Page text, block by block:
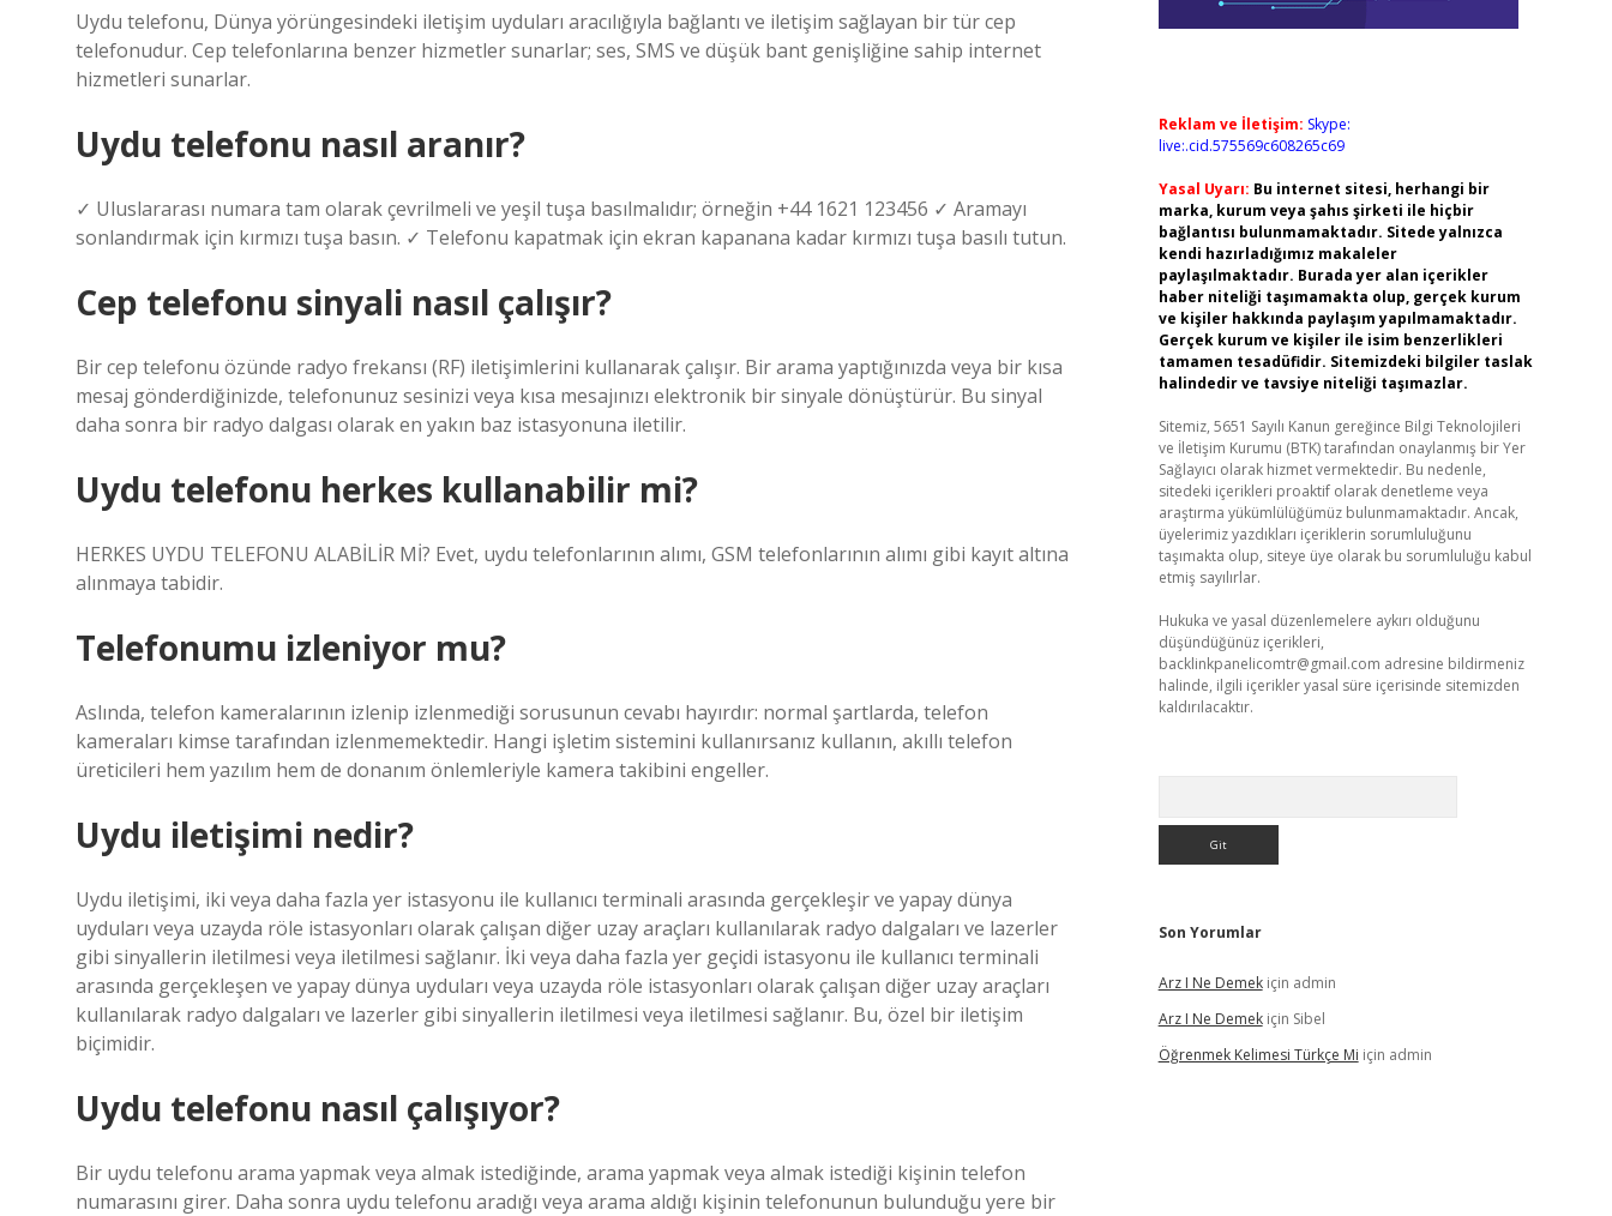
Uydu telefonu, Dünya yörüngesindeki iletişim uyduları aracılığıyla bağlantı ve iletişim sağlayan bir tür cep
telefonudur. Cep telefonlarına benzer hizmetler sunarlar; ses, SMS ve düşük bant genişliğine sahip internet
hizmetleri sunarlar.
Uydu telefonu nasıl aranır?
✓ Uluslararası numara tam olarak çevrilmeli ve yeşil tuşa basılmalıdır; örneğin +44 1621 123456 ✓ Aramayı
sonlandırmak için kırmızı tuşa basın. ✓ Telefonu kapatmak için ekran kapanana kadar kırmızı tuşa basılı tutun.
Cep telefonu sinyali nasıl çalışır?
Bir cep telefonu özünde radyo frekansı (RF) iletişimlerini kullanarak çalışır. Bir arama yaptığınızda veya bir kısa
mesaj gönderdiğinizde, telefonunuz sesinizi veya kısa mesajınızı elektronik bir sinyale dönüştürür. Bu sinyal
daha sonra bir radyo dalgası olarak en yakın baz istasyonuna iletilir.
Uydu telefonu herkes kullanabilir mi?
HERKES UYDU TELEFONU ALABİLİR Mİ? Evet, uydu telefonlarının alımı, GSM telefonlarının alımı gibi kayıt altına
alınmaya tabidir.
Telefonumu izleniyor mu?
Aslında, telefon kameralarının izlenip izlenmediği sorusunun cevabı hayırdır: normal şartlarda, telefon
kameraları kimse tarafından izlenmemektedir. Hangi işletim sistemini kullanırsanız kullanın, akıllı telefon
üreticileri hem yazılım hem de donanım önlemleriyle kamera takibini engeller.
Uydu iletişimi nedir?
Uydu iletişimi, iki veya daha fazla yer istasyonu ile kullanıcı terminali arasında gerçekleşir ve yapay dünya
uyduları veya uzayda röle istasyonları olarak çalışan diğer uzay araçları kullanılarak radyo dalgaları ve lazerler
gibi sinyallerin iletilmesi veya iletilmesi sağlanır. İki veya daha fazla yer geçidi istasyonu ile kullanıcı terminali
arasında gerçekleşen ve yapay dünya uyduları veya uzayda röle istasyonları olarak çalışan diğer uzay araçları
kullanılarak radyo dalgaları ve lazerler gibi sinyallerin iletilmesi veya iletilmesi sağlanır. Bu, özel bir iletişim
biçimidir.
Uydu telefonu nasıl çalışıyor?
Bir uydu telefonu arama yapmak veya almak istediğinde, arama yapmak veya almak istediği kişinin telefon
numarasını girer. Daha sonra uydu telefonu aradığı veya arama aldığı kişinin telefonunun bulunduğu yere bir
Reklam ve İletişim: Skype:
live:.cid.575569c608265c69
Yasal Uyarı: Bu internet sitesi, herhangi bir
marka, kurum veya şahıs şirketi ile hiçbir
bağlantısı bulunmamaktadır. Sitede yalnızca
kendi hazırladığımız makaleler
paylaşılmaktadır. Burada yer alan içerikler
haber niteliği taşımamakta olup, gerçek kurum
ve kişiler hakkında paylaşım yapılmamaktadır.
Gerçek kurum ve kişiler ile isim benzerlikleri
tamamen tesadüfidir. Sitemizdeki bilgiler taslak
halindedir ve tavsiye niteliği taşımazlar.
Sitemiz, 5651 Sayılı Kanun gereğince Bilgi Teknolojileri
ve İletişim Kurumu (BTK) tarafından onaylanmış bir Yer
Sağlayıcı olarak hizmet vermektedir. Bu nedenle,
sitedeki içerikleri proaktif olarak denetleme veya
araştırma yükümlülüğümüz bulunmamaktadır. Ancak,
üyelerimiz yazdıkları içeriklerin sorumluluğunu
taşımakta olup, siteye üye olarak bu sorumluluğu kabul
etmiş sayılırlar.
Hukuka ve yasal düzenlemelere aykırı olduğunu
düşündüğünüz içerikleri,
backlinkpanelicomtr@gmail.com adresine bildirmeniz
halinde, ilgili içerikler yasal süre içerisinde sitemizden
kaldırılacaktır.
Son Yorumlar
Arz I Ne Demekiçin admin
Arz I Ne Demekiçin Sibel
Öğrenmek Kelimesi Türkçe Mi için admin